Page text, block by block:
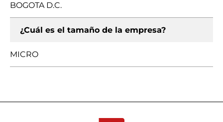
BOGOTA D.C.
¿Cuál es el tamaño de la empresa?
MICRO